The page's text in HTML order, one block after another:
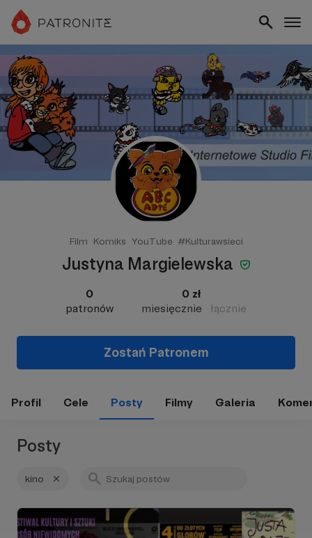
Film Komiks YouTube #Kulturawsieci
Justyna Margielewska
0
patronów
0 zł
miesięcznie
łącznie
Zostań Patronem
Profil Cele Posty Filmy Galeria
Posty
kino